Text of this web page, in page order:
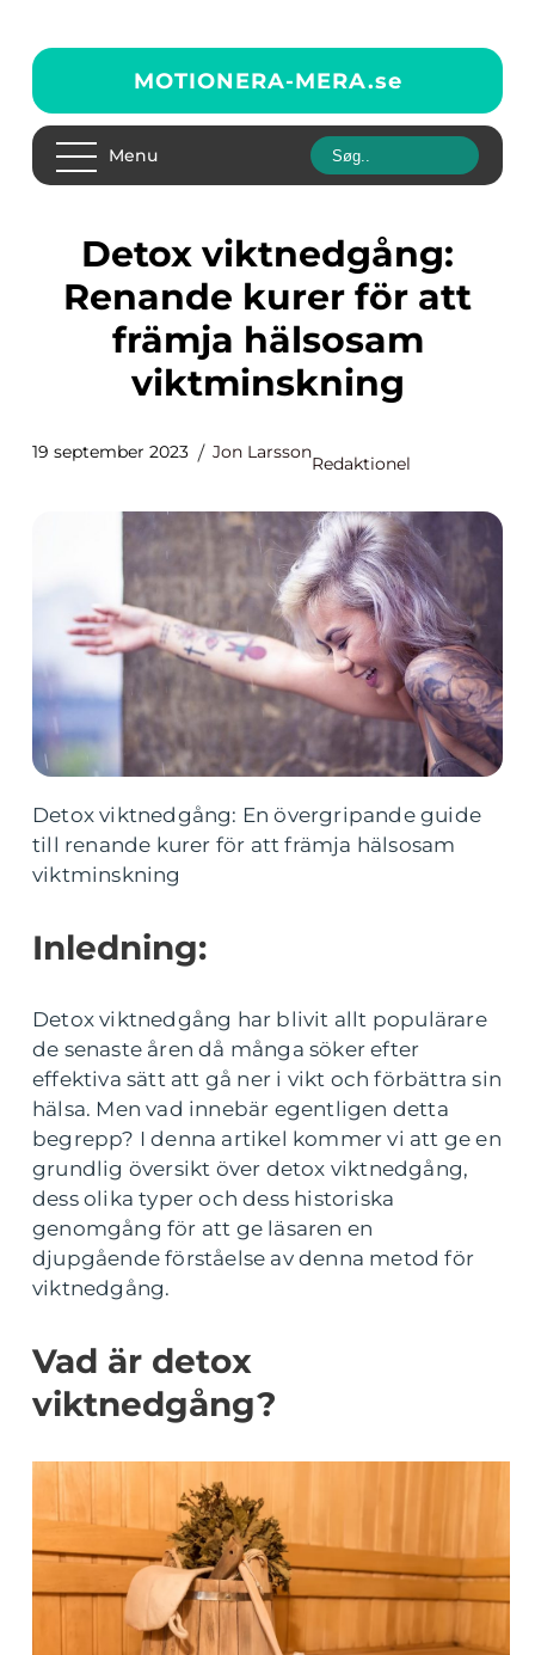
MOTIONERA-MERA.se
Menu
Detox viktnedgång:
Renande kurer för att
främja hälsosam
viktminskning
19 september 2023 Jon Larsson
Redaktionel
Detox viktnedgång: En övergripande guide
till renande kurer för att främja hälsosam
viktminskning
Inledning:
Detox viktnedgång har blivit allt populärare
de senaste åren då många söker efter
effektiva sätt att gå ner i vikt och förbättra sin
hälsa. Men vad innebär egentligen detta
begrepp? I denna artikel kommer vi att ge en
grundlig översikt över detox viktnedgång,
dess olika typer och dess historiska
genomgång för att ge läsaren en
djupgående förståelse av denna metod för
viktnedgång.
Vad är detox
viktnedgång?